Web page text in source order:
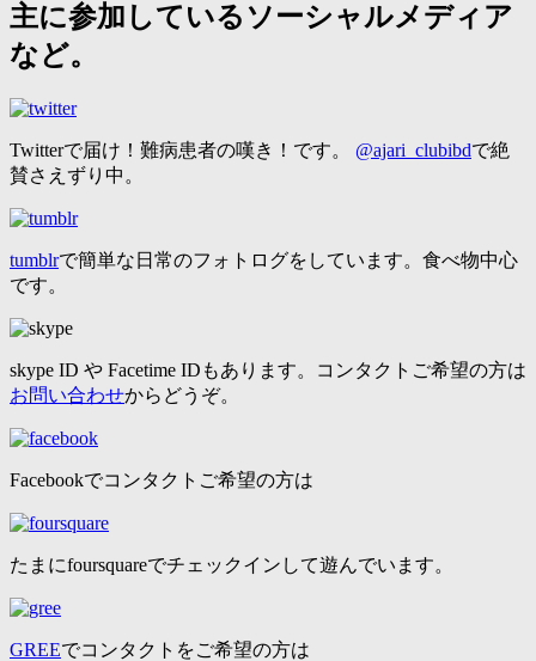
主に参加しているソーシャルメディア
など。
Twitterで届け！難病患者の嘆き！です。 @ajari_clubibdで絶
賛さえずり中。
tumblrで簡単な日常のフォトログをしています。食べ物中心
です。
skype ID や Facetime IDもあります。コンタクトご希望の方は
お問い合わせからどうぞ。
Facebookでコンタクトご希望の方は
たまにfoursquareでチェックインして遊んでいます。
GREEでコンタクトをご希望の方は